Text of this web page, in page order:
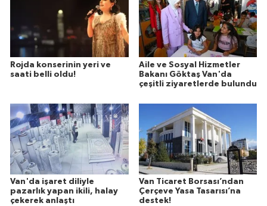
Rojda konserinin yeri ve
saati belli oldu!
Aile ve Sosyal Hizmetler
Bakanı Göktaş Van'da
çeşitli ziyaretlerde bulundu
Van'da işaret diliyle
pazarlık yapan ikili, halay
çekerek anlaştı
Van Ticaret Borsası’ndan
Çerçeve Yasa Tasarısı’na
destek!